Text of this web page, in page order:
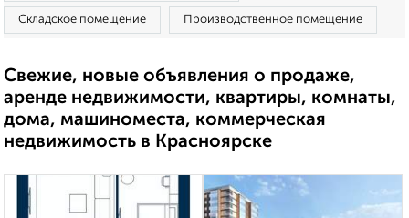
Складское помещение Производственное помещение
Свежие, новые объявления о продаже,
аренде недвижимости, квартиры, комнаты,
дома, машиноместа, коммерческая
недвижимость в Красноярске